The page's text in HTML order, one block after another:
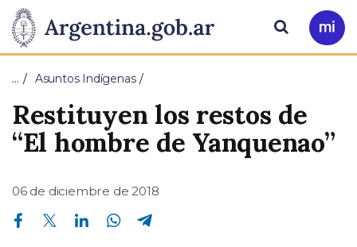
Presidencia
de
la
Nación
Pasar al contenido principal
Ir
a
Buscar
… Asuntos Indígenas
Restituyen los restos de
“El hombre de Yanquenao”
06 de diciembre de 2018
Compartir en Facebook Compartir en Twitter Compartir en Linkedin Compartir en Whatsapp